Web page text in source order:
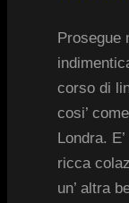
Prosegue
corso di
cosi’
Londra.
ricca
un’ altra